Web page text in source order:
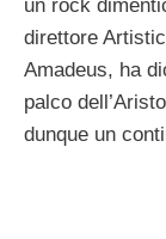
un rock
direttore
Amadeus, ha
palco
dunque un